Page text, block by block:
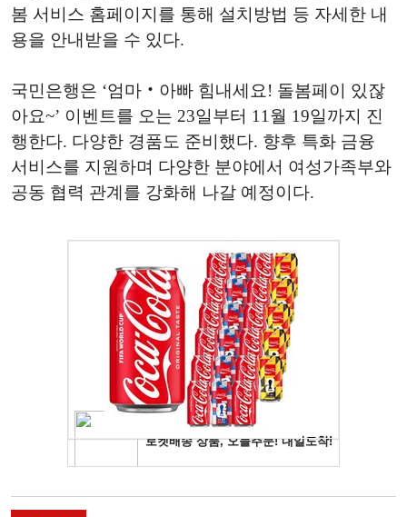
봄 서비스 홈페이지를 통해 설치방법 등 자세한 내
용을 안내받을 수 있다.
국민은행은 ‘엄마‧아빠 힘내세요! 돌봄페이 있잖
아요~’ 이벤트를 오는 23일부터 11월 19일까지 진
행한다. 다양한 경품도 준비했다. 향후 특화 금융
서비스를 지원하며 다양한 분야에서 여성가족부와
공동 협력 관계를 강화해 나갈 예정이다.